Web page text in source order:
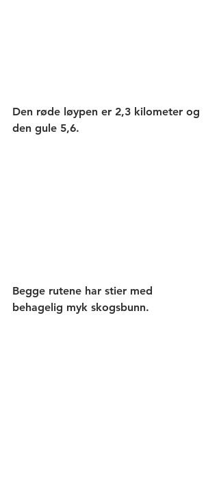
Den røde løypen er 2,3 kilometer og
den gule 5,6.
Begge rutene har stier med
behagelig myk skogsbunn.